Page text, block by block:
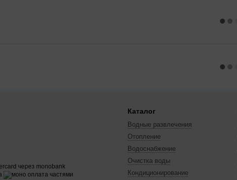
Каталог
Водные развлечения
Отопление
Водоснабжение
Очистка воды
Кондиционирование